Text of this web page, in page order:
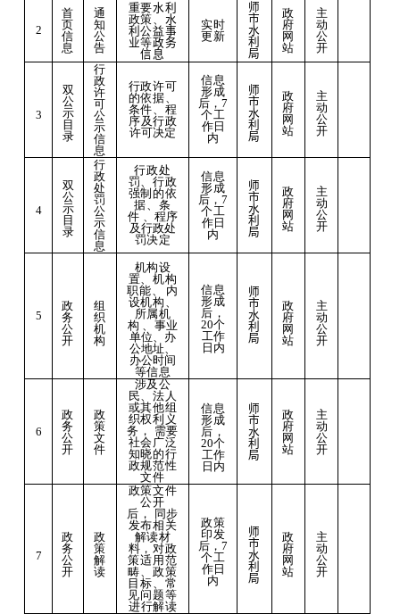
2
首
页
信
息
通
知
公
告
重要水利
政策 、 水
利公益事
业等政务
信息
实时
更新
师
市
水
利
局
政
府
网
站
主
动
公
开
3
双
公
示
目
录
行
政
许
可
公
示
信
息
行政许可
的依据、
条件、程
序及行政
许可决定
信息
形成
后，7
个工
作日
内
师
市
水
利
局
政
府
网
站
主
动
公
开
4
双
公
示
目
录
行
政
处
罚
公
示
信
息
行政处
罚、行政
强制的依
据、条
件
、程序
及行政处
罚决定
信息
形成
后，7
个工
作日
内
师
市
水
利
局
政
府
网
站
主
动
公
开
5
政
务
公
开
组
织
机
构
机构设
置、机构
职能、
内
设机构、
所属机
构 、事业
单位、办
公地址、
办公时间
等信息
信息
形成
后，
20个
工作
日内
师
市
水
利
局
政
府
网
站
主
动
公
开
6
政
务
公
开
政
策
文
件
涉及公
民、法人
或其他组
织权利义
务，
需要
社会广泛
知晓的行
政规范性
文件
信息
形成
后，
20个
工作
日内
师
市
水
利
局
政
府
网
站
主
动
公
开
7
政
务
公
开
政
策
解
读
政策文件
公开
后，
同步
发布相关
解读材
料， 对政
策适用范
畴、政策
目标、常
见问题等
进行解读
政策
印发
后，7
个工
作日
内
师
市
水
利
局
政
府
网
站
主
动
公
开